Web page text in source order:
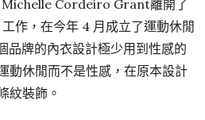
Cordeiro Grant離開了
工作，在今年 4 月成立了運動休閒
品牌的內衣設計極少用到性感的
動休閒而不是性感，在原本設計
紋裝飾。